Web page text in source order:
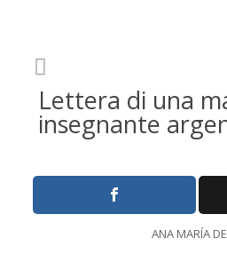
Lettera di una
insegnante
ANA MARÍA